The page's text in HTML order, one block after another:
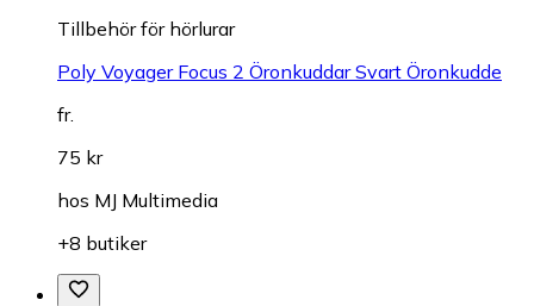
Tillbehör för hörlurar
Poly Voyager Focus 2 Öronkuddar Svart Öronkudde
fr.
75 kr
hos MJ Multimedia
+8 butiker